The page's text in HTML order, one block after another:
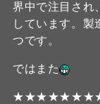
界中で注目され
しています。製
つです。
ではまた